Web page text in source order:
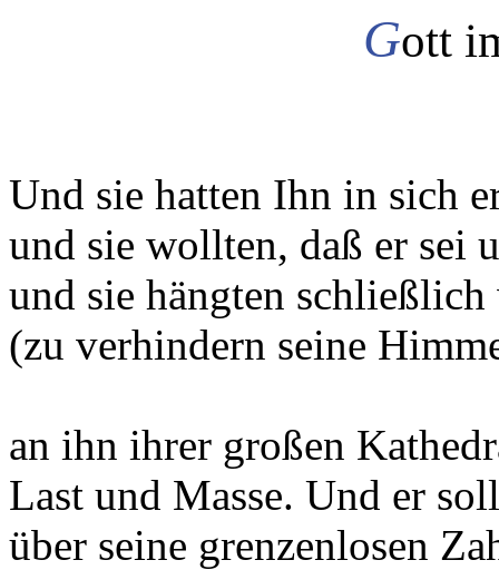
Gott
Und sie hatten Ihn in sich
und sie wollten, daß er sei
und sie hängten
(zu verhindern seine
an ihn ihrer großen
Last und Masse. Und er
über seine grenzenlosen